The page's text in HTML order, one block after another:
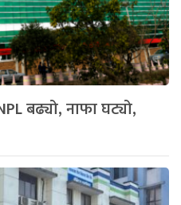
बढ्यो, नाफा घट्यो,